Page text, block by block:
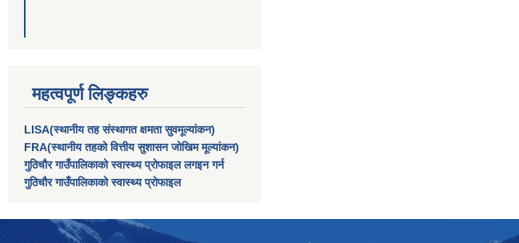
महत्वपूर्ण लिङ्कहरु
LISA(स्थानीय तह संस्थागत क्षमता सुवमूल्यांकन)
FRA(स्थानीय तहको वित्तीय सुशासन जोखिम मूल्यांकन)
गुठिचौर गाउँपालिकाको स्वास्थ्य प्रोफाइल लगइन गर्न
गुठिचौर गाउँपालिकाको स्वास्थ्य प्रोफाइल